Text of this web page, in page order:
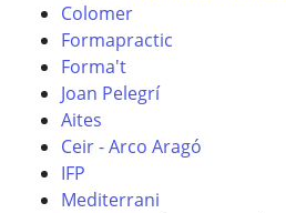
Colomer
Formapractic
Forma't
Joan Pelegrí
Aites
Ceir - Arco Aragó
IFP
Mediterrani